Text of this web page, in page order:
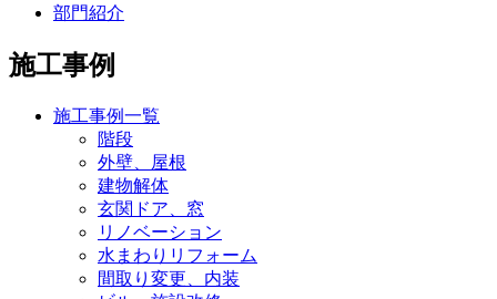
部門紹介
施工事例
施工事例一覧
階段
外壁、屋根
建物解体
玄関ドア、窓
リノベーション
水まわりリフォーム
間取り変更、内装